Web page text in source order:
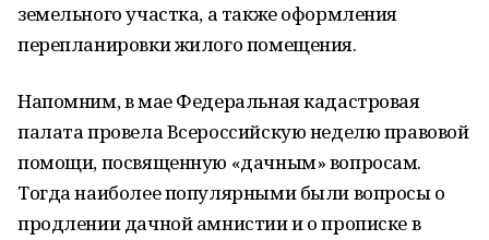
земельного участка, а также оформления
перепланировки жилого помещения.
Напомним, в мае Федеральная кадастровая
палата провела Всероссийскую неделю правовой
помощи, посвященную «дачным» вопросам.
Тогда наиболее популярными были вопросы о
продлении дачной амнистии и о прописке в